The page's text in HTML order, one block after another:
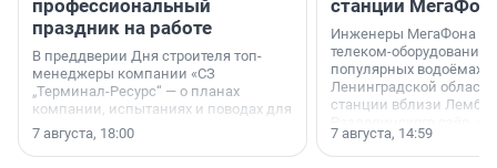
профессиональный
праздник на работе
В преддверии Дня строителя топ-
менеджеры компании «СЗ
„Терминал-Ресурс“ — о планах
компании, испытаниях и поводах для
осторожного оптимизма.
7 августа, 18:00
станции
Инженеры МегаФона
телеком-оборудование
популярных водоёмах
Ленинградской
станции вблизи
недалеко от Большого
водопада.
7 августа, 14:59